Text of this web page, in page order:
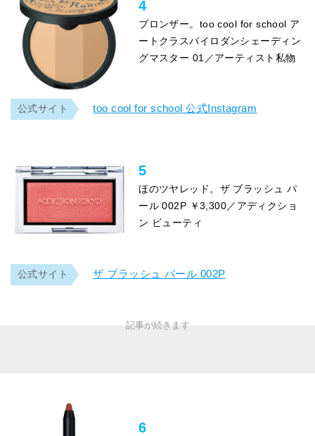
4
ブロンザー。too cool for school ア
ートクラスバイロダンシェーディン
グマスター 01／アーティスト私物
公式サイト too cool for school 公式Instagram
5
ほのツヤレッド。ザ ブラッシュ パ
ール 002P ￥3,300／アディクショ
ン ビューティ
公式サイト ザ ブラッシュ パール 002P
6